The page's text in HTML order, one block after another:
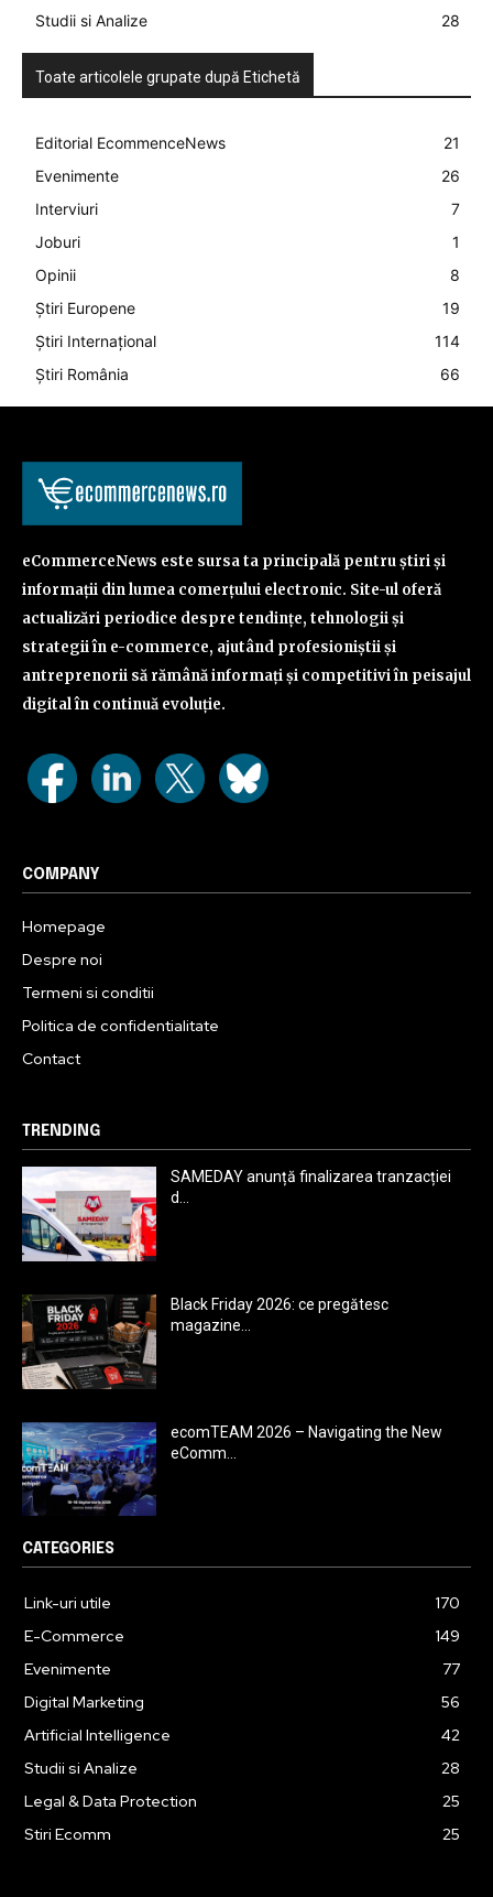
Studii si Analize
28
Toate articolele grupate după Etichetă
Editorial EcommenceNews
21
Evenimente
26
Interviuri
7
Joburi
1
Opinii
8
Știri Europene
19
Știri Internațional
114
Știri România
66
eCommerceNews este sursa ta principală pentru știri și
informații din lumea comerțului electronic. Site-ul oferă
actualizări periodice despre tendințe, tehnologii și
strategii în e-commerce, ajutând profesioniștii și
antreprenorii să rămână informați și competitivi în peisajul
digital în continuă evoluție.
COMPANY
Homepage
Despre noi
Termeni si conditii
Politica de confidentialitate
Contact
TRENDING
SAMEDAY anunță finalizarea tranzacției
d...
Black Friday 2026: ce pregătesc
magazine...
ecomTEAM 2026 – Navigating the New
eComm...
CATEGORIES
Link-uri utile
170
E-Commerce
149
Evenimente
77
Digital Marketing
56
Artificial Intelligence
42
Studii si Analize
28
Legal & Data Protection
25
Stiri Ecomm
25